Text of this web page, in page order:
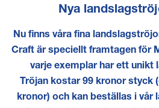
Nya
Nu finns våra fina
Craft är speciellt framtagen för
varje exemplar har ett unikt
Tröjan kostar 99 kronor styck
kronor) och kan beställas i vår